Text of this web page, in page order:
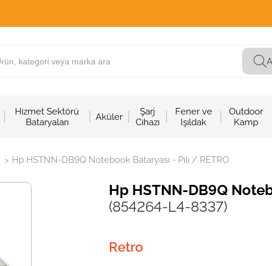
Hizmet Sektörü
Bataryaları
Aküler
Şarj
Cihazı
Fener ve
Işıldak
Outdoor
Kamp
> Hp HSTNN-DB9Q Notebook Bataryası - Pili / RETRO
Hp HSTNN-DB9Q
(854264-L4-8337)
Retro